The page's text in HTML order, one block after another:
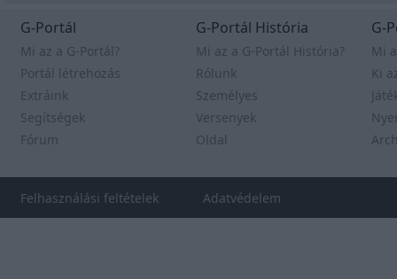
G-Portál
Mi az a G-Portál?
Portál létrehozás
Extráink
Segítségek
Fórum
G-Portál História
Mi az a G-Portál História?
Rólunk
Személyes
Versenyek
Oldal
G-
Mi
Ki
Felhasználási feltételek Adatvédelem